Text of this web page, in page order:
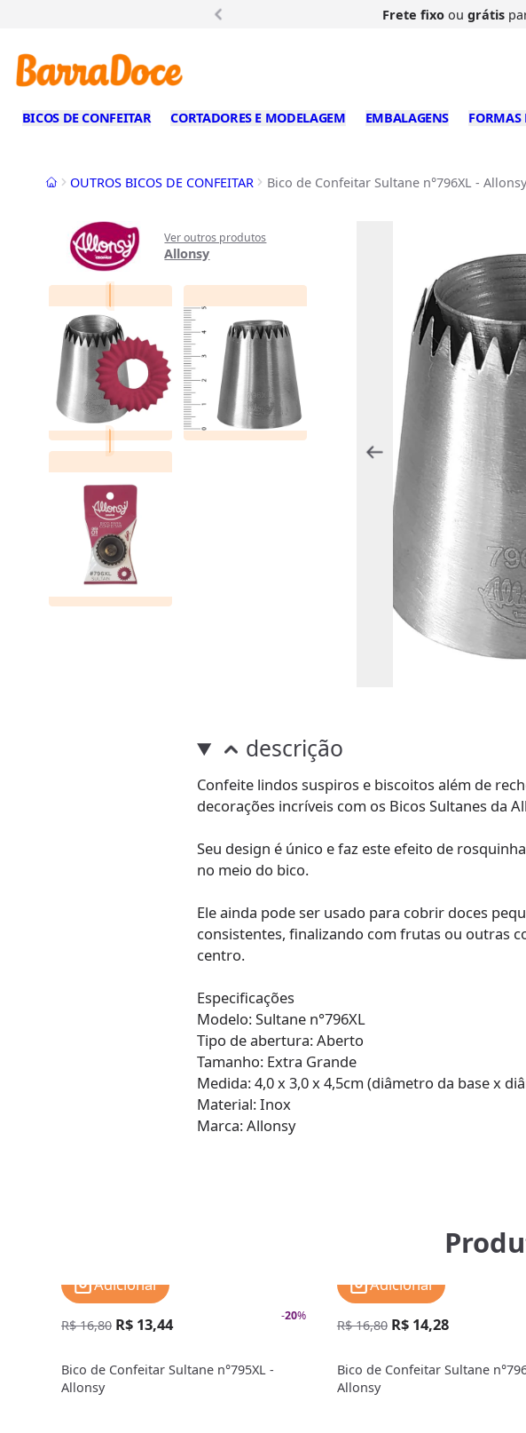
Frete fixoou grátis
BICOS DE CONFEITAR CORTADORES E MODELAGEM EMBALAGENS FORMAS
InícioOUTROS BICOS DE CONFEITAR Bico de Confeitar Sultane n°796XL - Allonsy
Ver outros produtos
Allonsy
descrição
Confeite lindos suspiros e biscoitos além de
decorações incríveis com os Bicos Sultanes da
Seu design é único e faz este efeito de
no meio do bico.
Ele ainda pode ser usado para cobrir doces
consistentes, finalizando com frutas ou outras
centro.
Especificações
Modelo: Sultane n°796XL
Tipo de abertura: Aberto
Tamanho: Extra Grande
Medida: 4,0 x 3,0 x 4,5cm (diâmetro da base x
Material: Inox
Marca: Allonsy
-20%
R$ 16,80 R$ 13,44
Bico de Confeitar Sultane n°795XL -
Allonsy
Adicionar
R$ 16,80 R$ 14,28
Bico de Confeitar Sultane
Allonsy
Adicionar